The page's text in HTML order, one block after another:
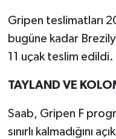
Gripen teslimatları
bugüne kadar
11 uçak teslim edildi.
TAYLAND VE
Saab, Gripen F
sınırlı kalmadığını